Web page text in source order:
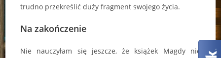
trudno przekreślić duży fragment swojego życia.
Na zakończenie
Nie nauczyłam się jeszcze, że książek Magdy nie